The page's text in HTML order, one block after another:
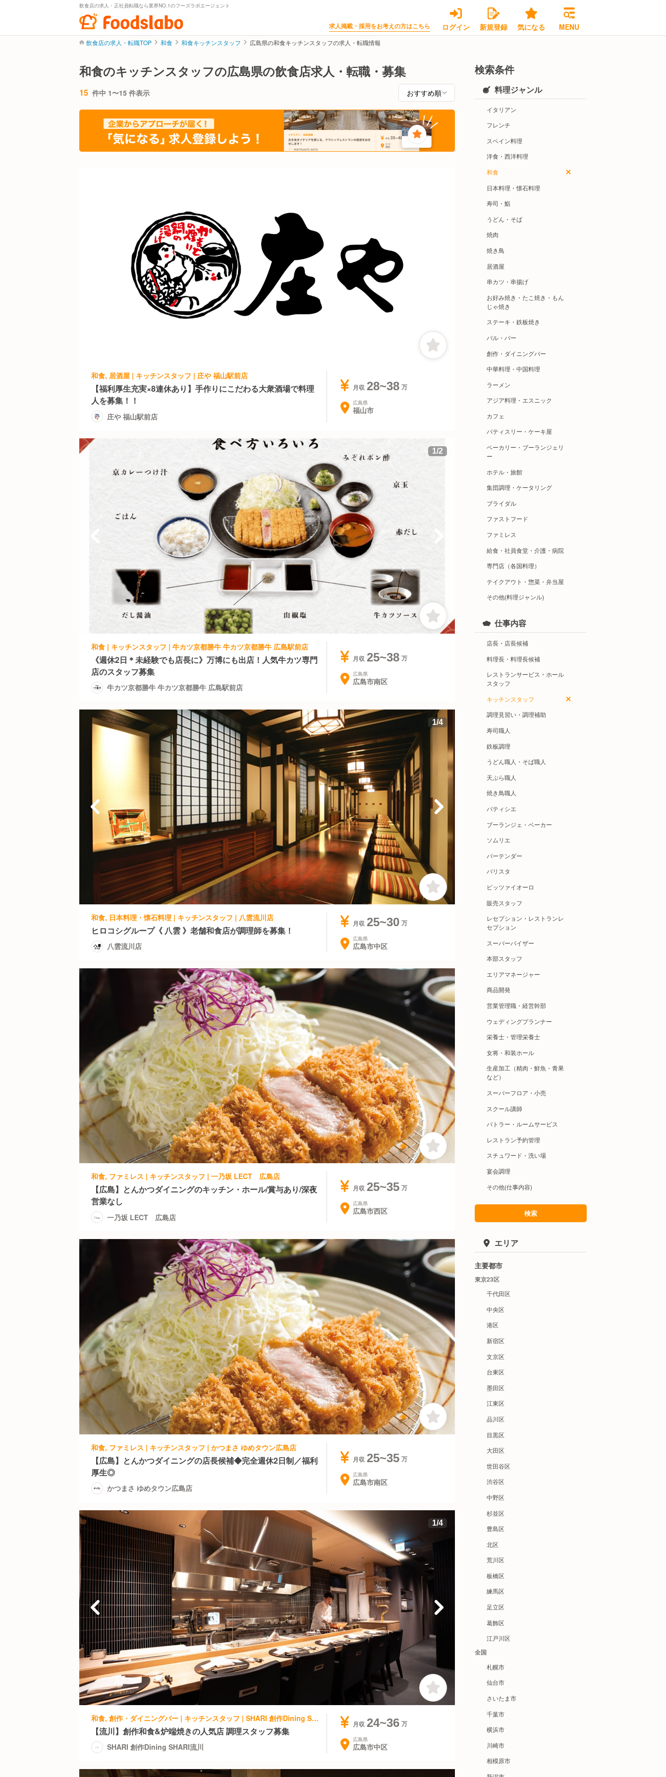
飲食店の求人・正社員転職なら業界NO.1のフーズラボエージェント
求人掲載・採用をお考えの方はこちら ログイン 新規登録 気になる MENU
飲食店の求人・転職TOP 和食 和食キッチンスタッフ 広島県の和食キッチンスタッフの求人・転職情報
和食のキッチンスタッフの広島県の飲食店求人・転職・募集
15 件中 1〜15 件表示
和食, 居酒屋 | キッチンスタッフ | 庄や 福山駅前店
【福利厚生充実×8連休あり】手作りにこだわる大衆酒場で料理
人を募集！！
庄や 福山駅前店
月収 28~38
広島県
福山市
1/2
和食 | キッチンスタッフ | 牛カツ京都勝牛 牛カツ京都勝牛 広島駅前店
《週休2日＊未経験でも店長に》万博にも出店！人気牛カツ専門
店のスタッフ募集
牛カツ京都勝牛 牛カツ京都勝牛 広島駅前店
月収 25~38
広島県
広島市南区
1/4
和食, 日本料理・懐石料理 | キッチンスタッフ | 八雲流川店
ヒロコシグループ《 八雲 》老舗和食店が調理師を募集！
八雲流川店
月収 25~30
広島県
広島市中区
和食, ファミレス | キッチンスタッフ | 一乃坂 LECT 広島店
【広島】とんかつダイニングのキッチン・ホール/賞与あり/深夜
営業なし
一乃坂 LECT 広島店
月収 25~35
広島県
広島市西区
和食, ファミレス | キッチンスタッフ | かつまさ ゆめタウン広島店
【広島】とんかつダイニングの店長候補◆完全週休2日制／福利
厚生◎
かつまさ ゆめタウン広島店
月収 25~35
広島県
広島市南区
1/4
和食, 創作・ダイニングバー | キッチンスタッフ | SHARI 創作Dining SHARI流川
【流川】創作和食&炉端焼きの人気店 調理スタッフ募集
SHARI 創作Dining SHARI流川
月収 24~36
広島県
広島市中区
検索条件
料理ジャンル
イタリアン
フレンチ
スペイン料理
洋食・西洋料理
和食
日本料理・懐石料理
寿司・鮨
うどん・そば
焼肉
焼き鳥
居酒屋
串カツ・串揚げ
お好み焼き・たこ焼き・もん
じゃ焼き
ステーキ・鉄板焼き
バル・バー
創作・ダイニングバー
中華料理・中国料理
ラーメン
アジア料理・エスニック
カフェ
パティスリー・ケーキ屋
ベーカリー・ブーランジェリ
ー
ホテル・旅館
集団調理・ケータリング
ブライダル
ファストフード
ファミレス
給食・社員食堂・介護・病院
専門店（各国料理）
テイクアウト・惣菜・弁当屋
その他(料理ジャンル)
仕事内容
店長・店長候補
料理長・料理長候補
レストランサービス・ホール
スタッフ
キッチンスタッフ
調理見習い・調理補助
寿司職人
鉄板調理
うどん職人・そば職人
天ぷら職人
焼き鳥職人
パティシエ
ブーランジェ・ベーカー
ソムリエ
バーテンダー
バリスタ
ピッツァイオーロ
販売スタッフ
レセプション・レストランレ
セプション
スーパーバイザー
本部スタッフ
エリアマネージャー
商品開発
営業管理職・経営幹部
ウェディングプランナー
栄養士・管理栄養士
女将・和装ホール
生産加工（精肉・鮮魚・青果
など）
スーパーフロア・小売
スクール講師
バトラー・ルームサービス
レストラン予約管理
スチュワード・洗い場
宴会調理
その他(仕事内容)
検索
エリア
主要都市
東京23区
千代田区
中央区
港区
新宿区
文京区
台東区
墨田区
江東区
品川区
目黒区
大田区
世田谷区
渋谷区
中野区
杉並区
豊島区
北区
荒川区
板橋区
練馬区
足立区
葛飾区
江戸川区
全国
札幌市
仙台市
さいたま市
千葉市
横浜市
川崎市
相模原市